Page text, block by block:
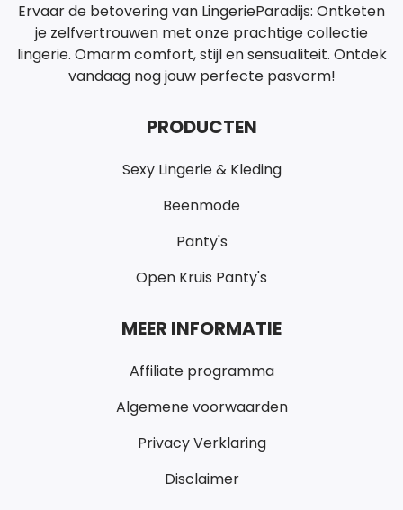
Ervaar de betovering van LingerieParadijs: Ontketen
je zelfvertrouwen met onze prachtige collectie
lingerie. Omarm comfort, stijl en sensualiteit. Ontdek
vandaag nog jouw perfecte pasvorm!
PRODUCTEN
Sexy Lingerie & Kleding
Beenmode
Panty's
Open Kruis Panty's
MEER INFORMATIE
Affiliate programma
Algemene voorwaarden
Privacy Verklaring
Disclaimer